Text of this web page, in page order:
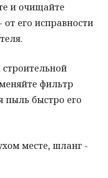
и очищайте
его исправности
фильтр
пыль быстро его
месте, шланг -